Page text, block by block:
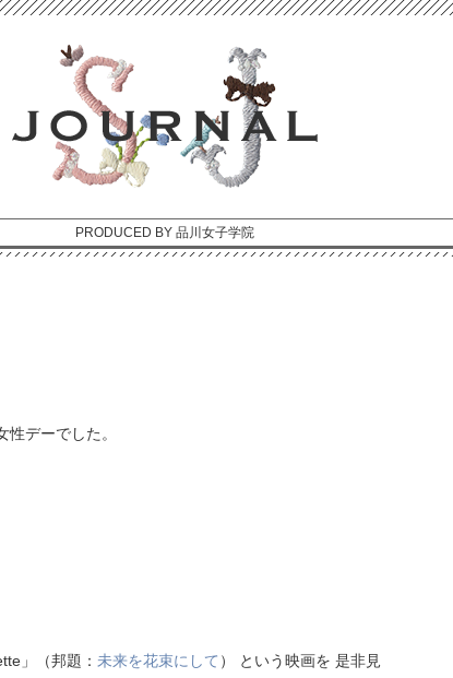
PRODUCED BY 品川女子学院
性デーでした。
」（邦題： 未来を花束にして ） という映画を 是非見